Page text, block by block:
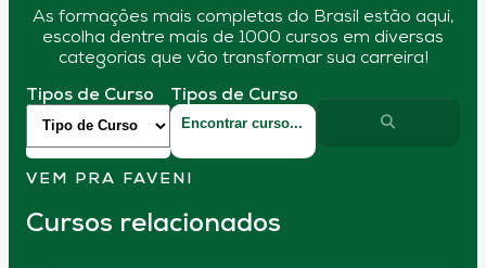
As formações mais completas do Brasil estão aqui,
escolha dentre mais de 1000 cursos em diversas
categorias que vão transformar sua carreira!
Tipos de Curso Tipos de Curso
VEM PRA FAVENI
Cursos relacionados